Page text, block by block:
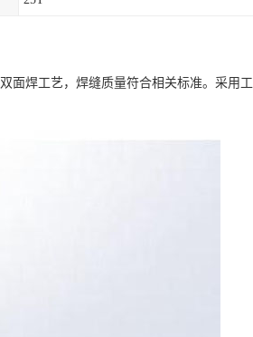
面焊工艺，焊缝质量符合相关标准。采用工